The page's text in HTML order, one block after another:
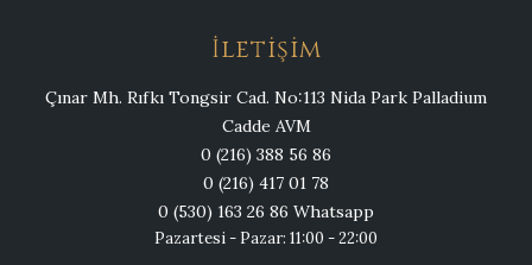
İletişim
Çınar Mh. Rıfkı Tongsir Cad. No:113 Nida Park Palladium
Cadde AVM
0 (216) 388 56 86
0 (216) 417 01 78
0 (530) 163 26 86 Whatsapp
Pazartesi - Pazar: 11:00 - 22:00